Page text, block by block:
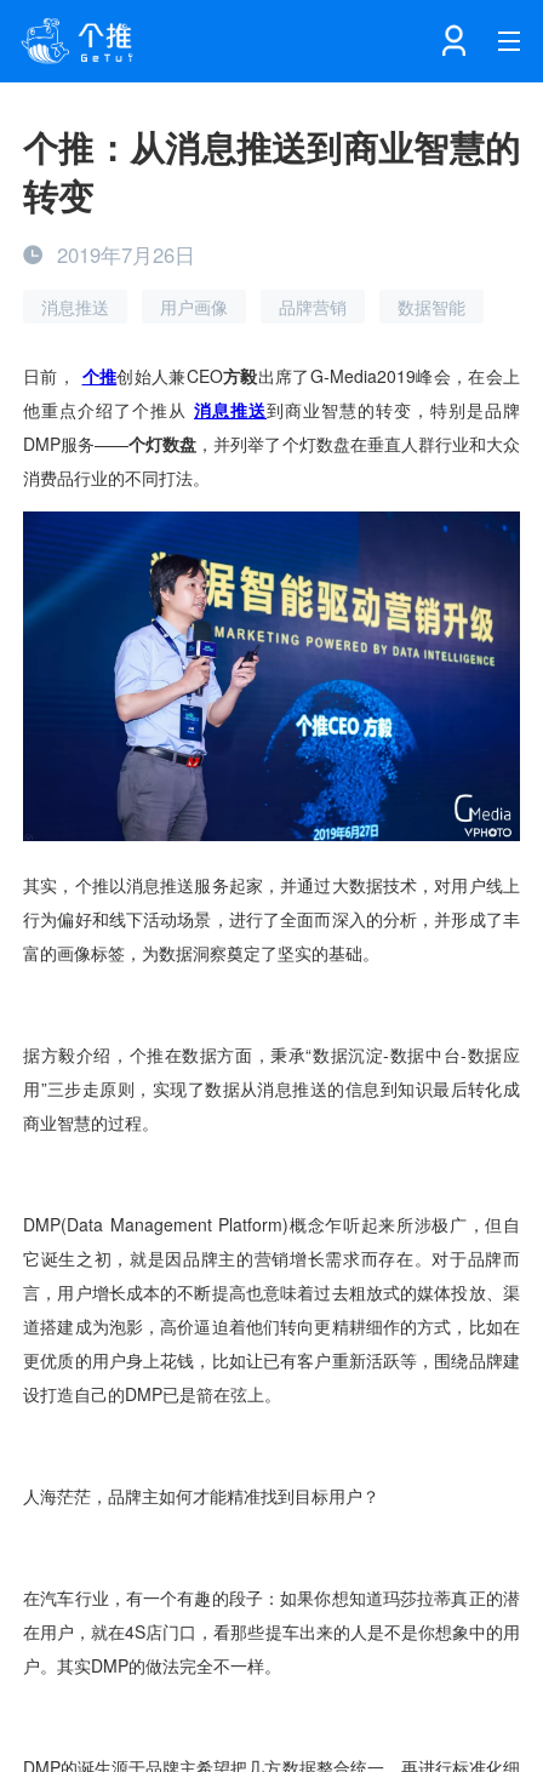
产品
个知·智能营销AITA
个知·智能运营AIBI
消息推送
AI应用工坊
海外推送
营销数盘
视觉智能
数据中台解决方案
个知·智能工作站
互联网增长
城市治理
大数据精准宣防
智能风控
开发者中心
SDK下载
文档中心
我的开发者中心
数据工坊
个推学堂
了解我们
公司简介
新闻动态
加入我们
个推：从消息推送到商业智慧的
转变
2019年7月26日
消息推送 用户画像 品牌营销 数据智能